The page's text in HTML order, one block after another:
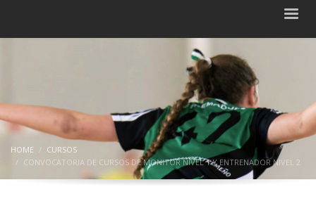
HOME
CURSOS
CONVOCATORIA DE CURSOS DE MONITOR NIVEL 1 Y ENTRENADOR NIVEL 2
Convocatoria de cursos de Monitor